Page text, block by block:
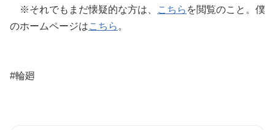
※それでもまだ懐疑的な方は、 こちら を閲覧のこと。僕
のホームページはこちら。
#輪廻